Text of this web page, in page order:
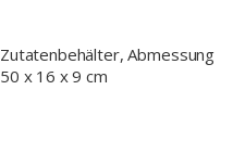
Zutatenbehälter, Abmessung
50 x 16 x 9 cm